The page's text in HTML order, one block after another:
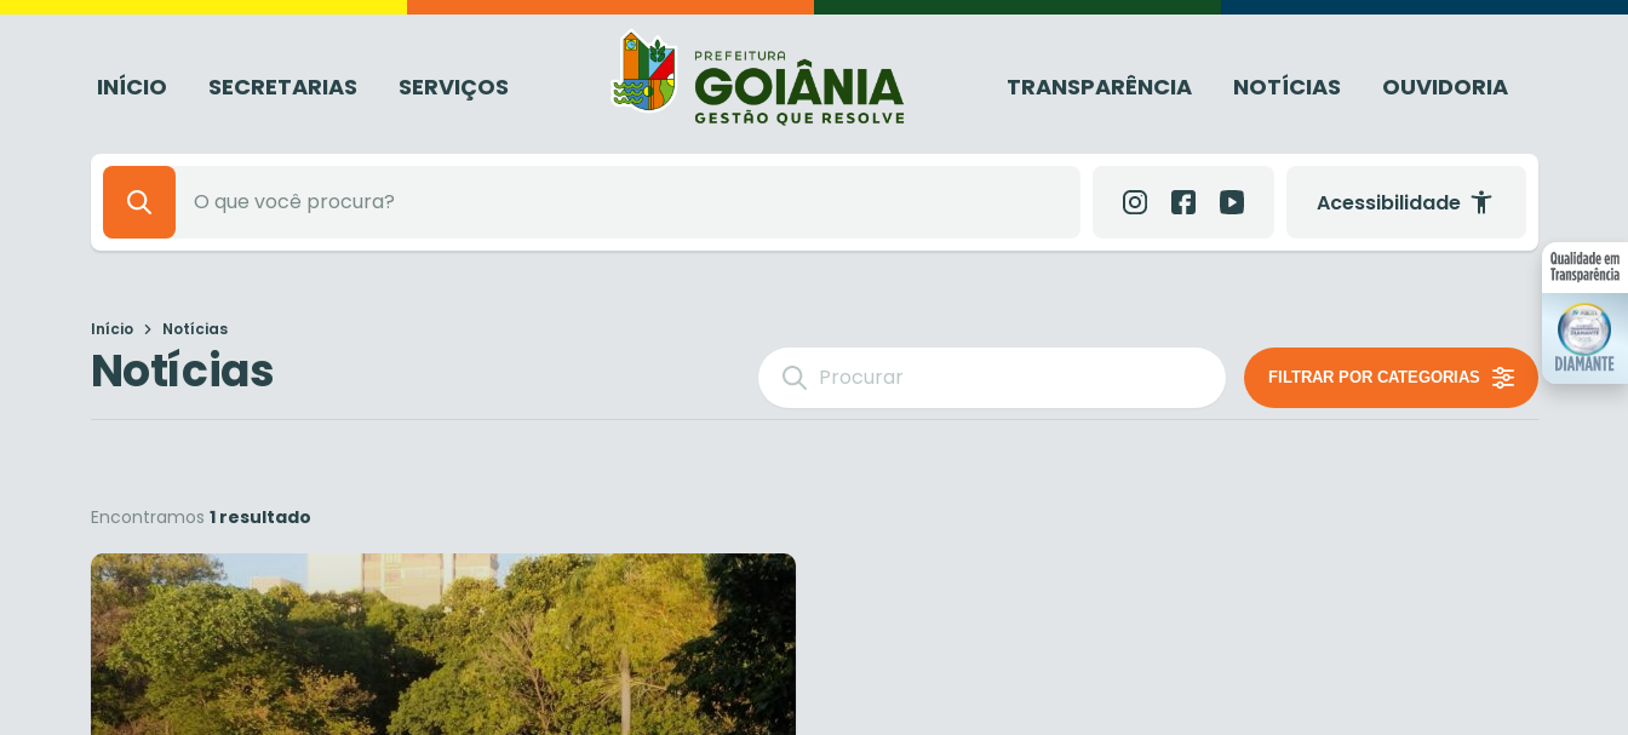
INÍCIO SECRETARIAS SERVIÇOS TRANSPARÊNCIA NOTÍCIAS OUVIDORIA
Acessibilidade
Início Notícias
Notícias FILTRAR POR CATEGORIAS
Encontramos 1 resultado